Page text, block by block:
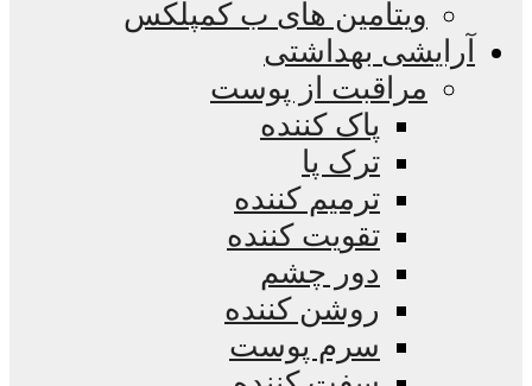
ویتامین های ب کمپلکس
آرایشی بهداشتی
مراقبت از پوست
پاک کننده
ترک پا
ترمیم کننده
تقویت کننده
دور چشم
روشن کننده
سرم پوست